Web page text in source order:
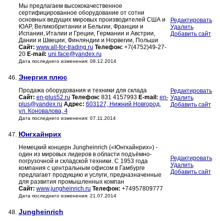
Мы предлагаем высококачественное
сертифицированное оборудование от сотни
основных ведущих мировых производителей США и
ЮАР, Великобритании и Бельгии, Франции и
Испании, Италии и Греции, Германии и Австрии,
Дании и Швеции, Финляндии и Норвегии, Польши
Сайт: www.all-for-trading.ru Телефон: +7(4752)49-27-
20 E-mail: uni.face@yandex.ru
Дата последнего изменения: 08.12.2014
Редактировать
Удалить
Добавить сайт
46. Энергия плюс
Продажа оборудования и техники для склада
Сайт: en-plus52.ru Телефон: 831 4157993 E-mail: en-
plus@yandex.ru Адрес: 603127, Нижний Новгород,
ул. Коновалова, 4
Дата последнего изменения: 07.11.2014
Редактировать
Удалить
Добавить сайт
47. Юнгхайнрих
Немецкий концерн Jungheinrich («Юнгхайнрих») -
один из мировых лидеров в области подъёмно-
погрузочной и складской техники. С 1953 года
компания с центральным офисом в Гамбурге
предлагает продукцию и услуги, предназначенные
для развития промышленных компан
Сайт: www.jungheinrich.ru Телефон: +74957809777
Дата последнего изменения: 21.07.2014
Редактировать
Удалить
Добавить сайт
48. Jungheinrich